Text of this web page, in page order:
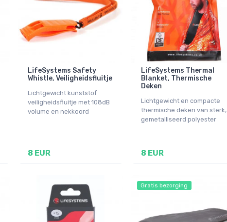
LifeSystems Safety
Whistle, Veiligheidsfluitje
Lichtgewicht kunststof
veiligheidsfluitje met 108dB
volume en nekkoord
8 EUR
LifeSystems Thermal
Blanket, Thermische
Deken
Lichtgewicht en compacte
thermische deken van sterk,
gemetalliseerd polyester
8 EUR
Gratis bezorging